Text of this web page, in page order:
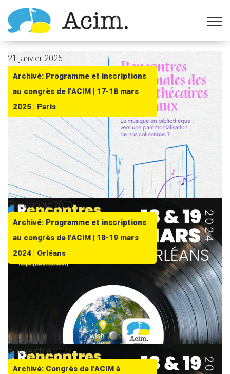
Ouvrir la barre d’outils
21 janvier 2025
Archivé: Programme et inscriptions
au congrès de l’ACIM | 17-18 mars
2025 | Paris
7 décembre 2023
Archivé: Programme et inscriptions
au congrès de l’ACIM | 18-19 mars
2024 | Orléans
8 novembre 2023
Archivé: Congrès de l’ACIM à